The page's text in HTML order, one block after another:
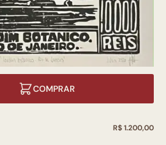
COMPRAR
R$ 1.200,00